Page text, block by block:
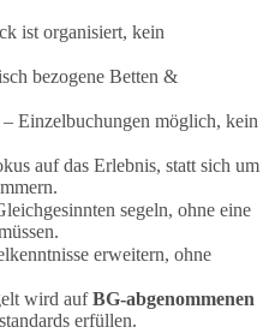
ist organisiert, kein
bezogene Betten &
– Einzelbuchungen möglich, kein
auf das Erlebnis, statt sich um
segeln, ohne eine
erweitern, ohne
wird aufBG-abgenommenen
erfüllen.